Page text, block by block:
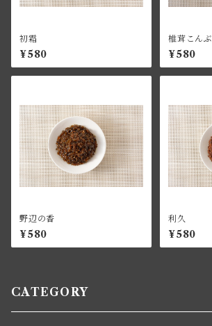
初霜
¥580
椎茸こんぶ
¥580
野辺の香
¥580
利久
¥580
CATEGORY